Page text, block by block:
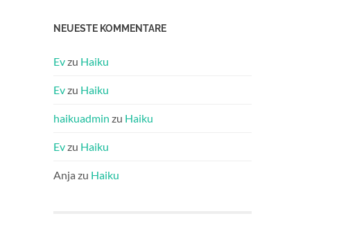
NEUESTE KOMMENTARE
Evzu Haiku
Evzu Haiku
haikuadmin zu Haiku
Evzu Haiku
Anja zu Haiku